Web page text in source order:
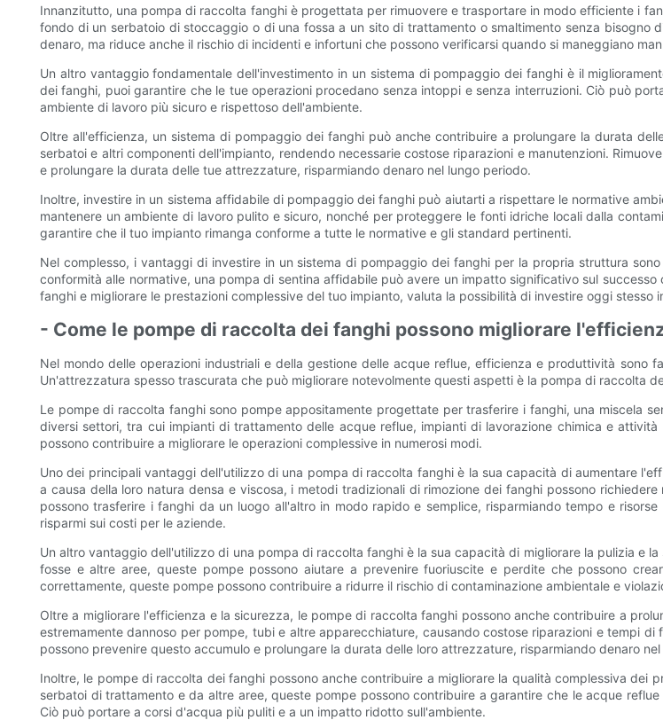
Innanzitutto, una pompa di raccolta fanghi è progettata per rimuovere e trasportare in modo efficiente i
fondo di un serbatoio di stoccaggio o di una fossa a un sito di trattamento o smaltimento senza bisogno
denaro, ma riduce anche il rischio di incidenti e infortuni che possono verificarsi quando si maneggiano
Un altro vantaggio fondamentale dell'investimento in un sistema di pompaggio dei fanghi è il
dei fanghi, puoi garantire che le tue operazioni procedano senza intoppi e senza interruzioni. Ciò può
ambiente di lavoro più sicuro e rispettoso dell'ambiente.
Oltre all'efficienza, un sistema di pompaggio dei fanghi può anche contribuire a prolungare la durata
serbatoi e altri componenti dell'impianto, rendendo necessarie costose riparazioni e manutenzioni.
e prolungare la durata delle tue attrezzature, risparmiando denaro nel lungo periodo.
Inoltre, investire in un sistema affidabile di pompaggio dei fanghi può aiutarti a rispettare le normative
mantenere un ambiente di lavoro pulito e sicuro, nonché per proteggere le fonti idriche locali dalla
garantire che il tuo impianto rimanga conforme a tutte le normative e gli standard pertinenti.
Nel complesso, i vantaggi di investire in un sistema di pompaggio dei fanghi per la propria struttura
conformità alle normative, una pompa di sentina affidabile può avere un impatto significativo sul
fanghi e migliorare le prestazioni complessive del tuo impianto, valuta la possibilità di investire oggi
- Come le pompe di raccolta dei fanghi possono migliorare
Nel mondo delle operazioni industriali e della gestione delle acque reflue, efficienza e produttività sono
Un'attrezzatura spesso trascurata che può migliorare notevolmente questi aspetti è la pompa di raccolta
Le pompe di raccolta fanghi sono pompe appositamente progettate per trasferire i fanghi, una miscela
diversi settori, tra cui impianti di trattamento delle acque reflue, impianti di lavorazione chimica e
possono contribuire a migliorare le operazioni complessive in numerosi modi.
Uno dei principali vantaggi dell'utilizzo di una pompa di raccolta fanghi è la sua capacità di aumentare
a causa della loro natura densa e viscosa, i metodi tradizionali di rimozione dei fanghi possono
possono trasferire i fanghi da un luogo all'altro in modo rapido e semplice, risparmiando tempo e
risparmi sui costi per le aziende.
Un altro vantaggio dell'utilizzo di una pompa di raccolta fanghi è la sua capacità di migliorare la pulizia e
fosse e altre aree, queste pompe possono aiutare a prevenire fuoriuscite e perdite che possono
correttamente, queste pompe possono contribuire a ridurre il rischio di contaminazione ambientale e
Oltre a migliorare l'efficienza e la sicurezza, le pompe di raccolta fanghi possono anche contribuire a
estremamente dannoso per pompe, tubi e altre apparecchiature, causando costose riparazioni e tempi
possono prevenire questo accumulo e prolungare la durata delle loro attrezzature, risparmiando denaro
Inoltre, le pompe di raccolta dei fanghi possono anche contribuire a migliorare la qualità complessiva
serbatoi di trattamento e da altre aree, queste pompe possono contribuire a garantire che le acque
Ciò può portare a corsi d'acqua più puliti e a un impatto ridotto sull'ambiente.